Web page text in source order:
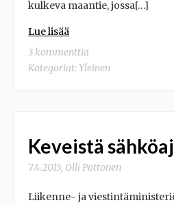
kulkeva maantie, jossa[…]
Lue lisää
3 kommenttia
Kategoriat: Yleinen
Keveistä
7.4.2015, Olli Pottonen
Liikenne- ja